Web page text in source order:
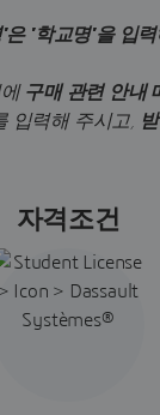
'학교명'을 입
구매 관련 안내
입력해 주시고,
자격조건